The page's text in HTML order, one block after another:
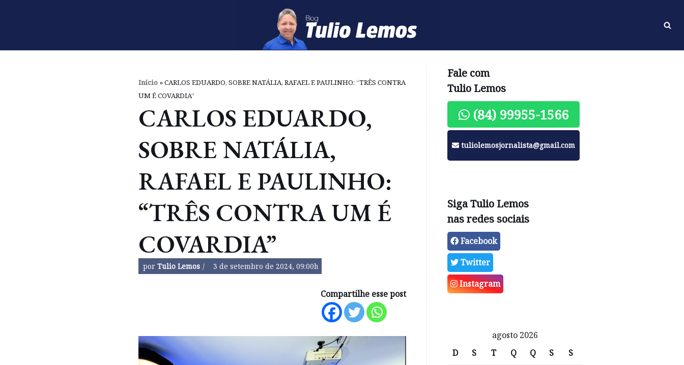
o
Início »CARLOS EDUARDO, SOBRE NATÁLIA, RAFAEL E PAULINHO: “TRÊS CONTRA
UM É COVARDIA”
CARLOS EDUARDO,
SOBRE NATÁLIA,
RAFAEL E PAULINHO:
“TRÊS CONTRA UM É
COVARDIA”
por Tulio Lemos 3 de setembro de 2024, 09:00h
Compartilhe esse post
Fale com
Tulio Lemos
(84) 99955-1566
tuliolemosjornalista@gmail.com
Siga Tulio Lemos
nas redes sociais
Facebook
Twitter
Instagram
agosto 2026
D
S T Q Q S S